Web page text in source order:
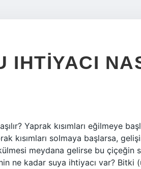
IHTIYACI
Yaprak kısımları eğilmeye
kısımları solmaya başlarsa,
meydana gelirse bu çiçeğin
ne kadar suya ihtiyacı var? Bitki